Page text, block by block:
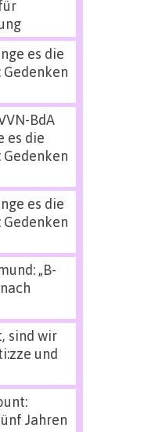
es die
BdA
es die
es die
„B-
sind wir
und
Jahren